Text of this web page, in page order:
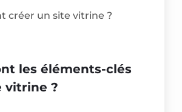
les éléments-clés
vitrine ?